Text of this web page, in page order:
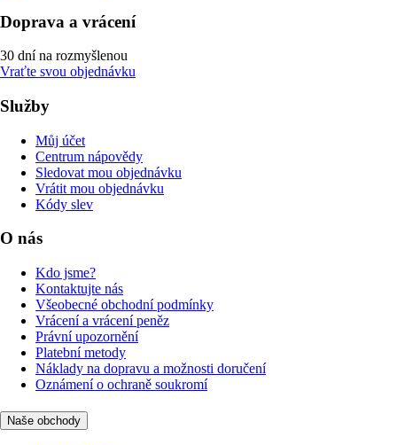
Doprava a vrácení
30 dní na rozmyšlenou
Vraťte svou objednávku
Služby
Můj účet
Centrum nápovědy
Sledovat mou objednávku
Vrátit mou objednávku
Kódy slev
O nás
Kdo jsme?
Kontaktujte nás
Všeobecné obchodní podmínky
Vrácení a vrácení peněz
Právní upozornění
Platební metody
Náklady na dopravu a možnosti doručení
Oznámení o ochraně soukromí
Naše obchody